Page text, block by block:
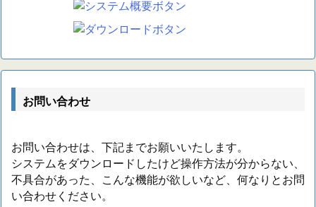
お問い合わせ
お問い合わせは、下記までお願いいたします。
システムをダウンロードしたけど操作方法が分からない、
不具合があった、こんな機能が欲しいなど、何なりとお問
い合わせください。